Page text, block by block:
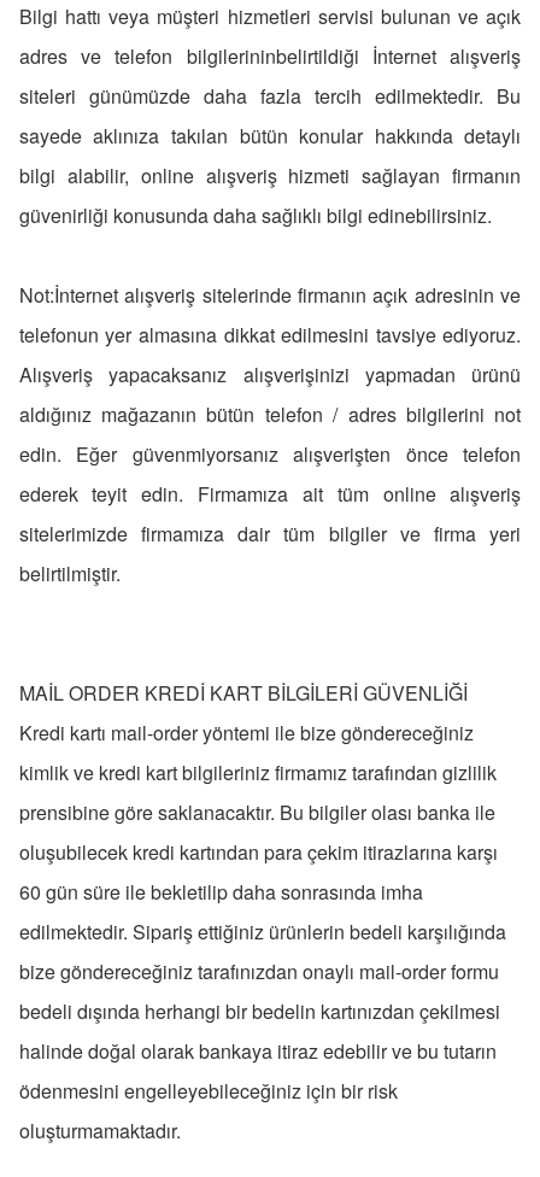
Bilgi hattı veya müşteri hizmetleri servisi bulunan ve açık
adres ve telefon bilgilerininbelirtildiği İnternet alışveriş
siteleri günümüzde daha fazla tercih edilmektedir. Bu
sayede aklınıza takılan bütün konular hakkında detaylı
bilgi alabilir, online alışveriş hizmeti sağlayan firmanın
güvenirliği konusunda daha sağlıklı bilgi edinebilirsiniz.
Not:İnternet alışveriş sitelerinde firmanın açık adresinin ve
telefonun yer almasına dikkat edilmesini tavsiye ediyoruz.
Alışveriş yapacaksanız alışverişinizi yapmadan ürünü
aldığınız mağazanın bütün telefon / adres bilgilerini not
edin. Eğer güvenmiyorsanız alışverişten önce telefon
ederek teyit edin. Firmamıza ait tüm online alışveriş
sitelerimizde firmamıza dair tüm bilgiler ve firma yeri
belirtilmiştir.
MAİL ORDER KREDİ KART BİLGİLERİ GÜVENLİĞİ
Kredi kartı mail-order yöntemi ile bize göndereceğiniz
kimlik ve kredi kart bilgileriniz firmamız tarafından gizlilik
prensibine göre saklanacaktır. Bu bilgiler olası banka ile
oluşubilecek kredi kartından para çekim itirazlarına karşı
60 gün süre ile bekletilip daha sonrasında imha
edilmektedir. Sipariş ettiğiniz ürünlerin bedeli karşılığında
bize göndereceğiniz tarafınızdan onaylı mail-order formu
bedeli dışında herhangi bir bedelin kartınızdan çekilmesi
halinde doğal olarak bankaya itiraz edebilir ve bu tutarın
ödenmesini engelleyebileceğiniz için bir risk
oluşturmamaktadır.